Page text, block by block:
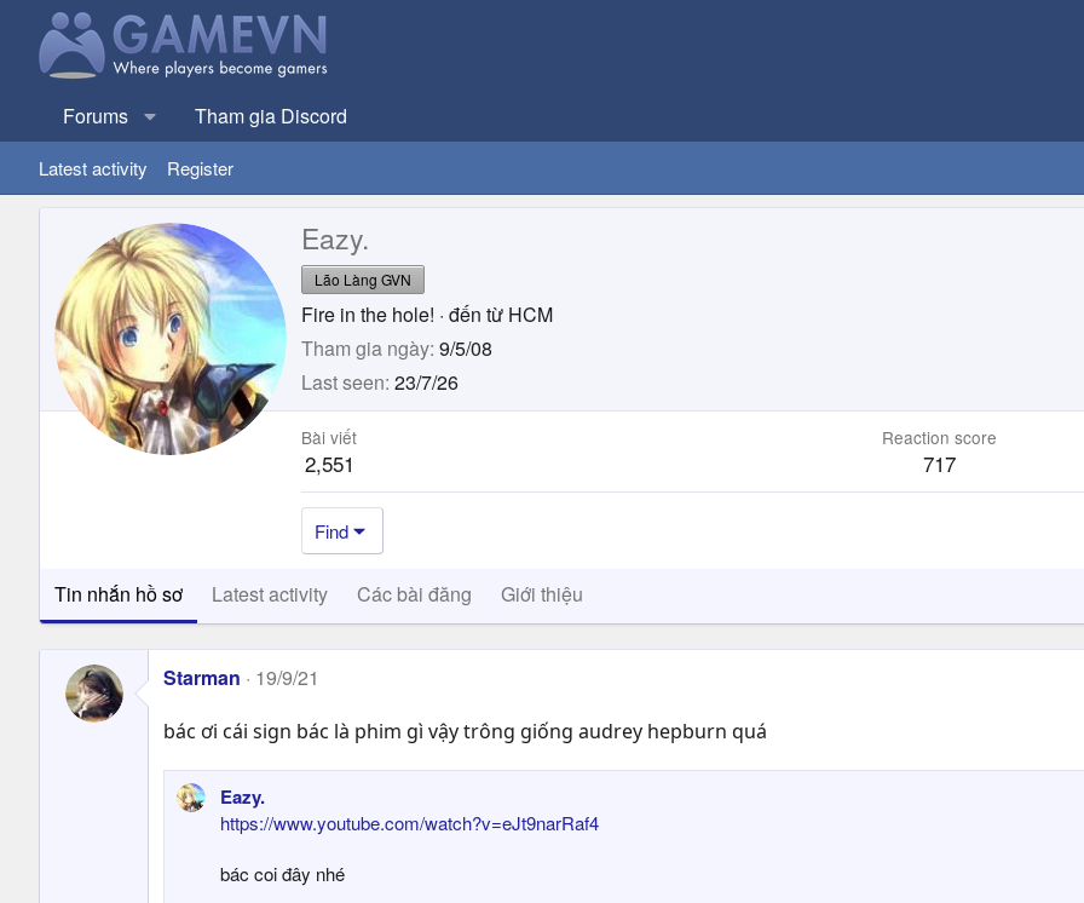
Forums Tham gia Discord
Latest activity Register
Eazy.
Lão Làng GVN
Fire in the hole! · đến từ HCM
Tham gia ngày 9/5/08
Last seen 23/7/26
Bài viết
2,551
Reaction score
717
Find
Tin nhắn hồ sơ Latest activity Các bài đăng Giới thiệu
Starman 19/9/21
bác ơi cái sign bác là phim gì vậy trông giống audrey hepburn quá
Eazy.
https://www.youtube.com/watch?v=eJt9narRaf4
bác coi đây nhé